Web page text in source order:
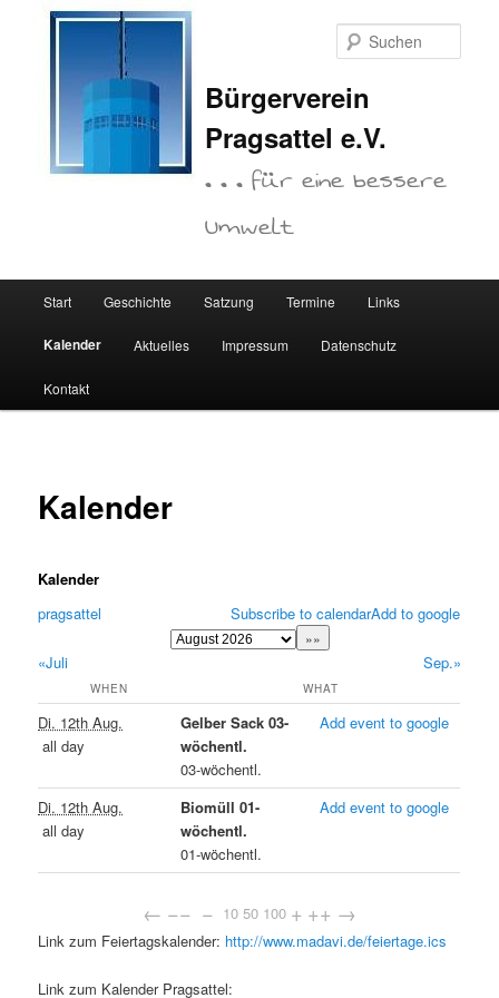
Bürgerverein
Pragsattel e.V.
. . . für eine bessere
Umwelt
Start Geschichte Satzung Termine Links
Kalender Aktuelles Impressum Datenschutz
Kontakt
Kalender
Kalender
pragsattel
Add to google
Subscribe to calendar
«Juli Sep.»
WHEN WHAT
Di. 12th Aug.
all day
Add event to google
Gelber Sack 03-
wöchentl.
03-wöchentl.
Di. 12th Aug.
all day
Add event to google
Biomüll 01-
wöchentl.
01-wöchentl.
← −− − 10 50 100 + ++ →
Link zum Feiertagskalender: http://www.madavi.de/feiertage.ics
Link zum Kalender Pragsattel: